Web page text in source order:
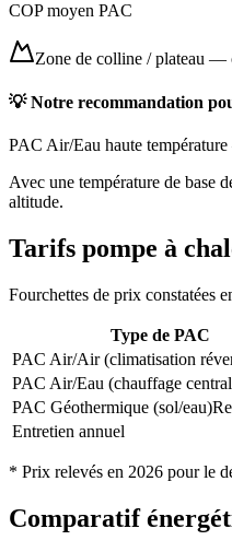
COP moyen PAC
Zone de colline / plateau —
💡 Notre recommandation
PAC Air/Eau haute température
Avec une température de base
altitude.
Tarifs pompe à
Fourchettes de prix constatées
Type de PAC
PAC Air/Air (climatisation
PAC Air/Eau (chauffage
PAC Géothermique (sol/eau)
Entretien annuel
* Prix relevés en 2026 pour le
Comparatif